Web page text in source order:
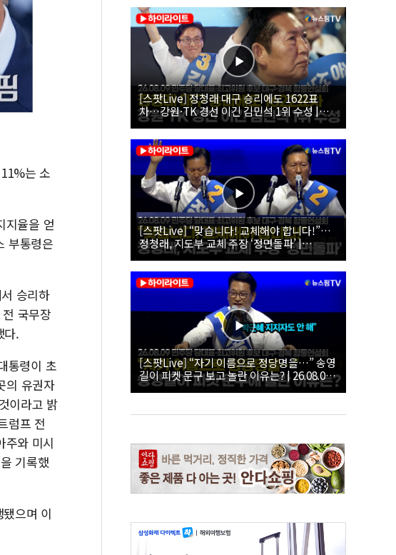
는 소
지율을 얻
부통령은
승리하
국무장
다.
통령이 초
의 유권자
이라고 밝
럼프 전
주와 미시
기록했
으며 이
[스팟Live] 정청래 대구 승리에도 1622표
차…강원·TK 경선 이긴 김민석 1위 수성 |
26.08.09 더불어민주당 당대표·최고위원 후
보 대구·경북 합동연설회
[스팟Live] “맞습니다! 교체해야 합니다!”…
정청래, 지도부 교체 주장 ‘정면돌파’ |
26.08.09 더불어민주당 당대표·최고위원 후
보 대구·경북 합동연설회
[스팟Live] “자기 이름으로 정당명을…” 송영
길이 피켓 문구 보고 놀란 이유는? | 26.08.09
더불어민주당 당대표·최고위원 후보 대구·경